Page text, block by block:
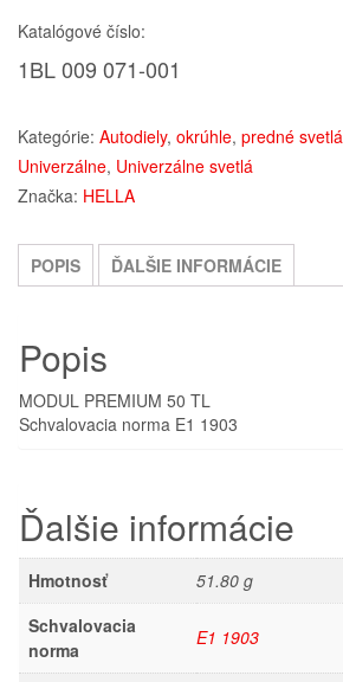
Katalógové číslo:
1BL 009 071-001
Kategórie: Autodiely, okrúhle, predné svetlá
Univerzálne, Univerzálne svetlá
Značka: HELLA
POPIS ĎALŠIE INFORMÁCIE
Popis
MODUL PREMIUM 50 TL
Schvalovacia norma E1 1903
Ďalšie informácie
Hmotnosť
51.80 g
Schvalovacia
norma
E1 1903